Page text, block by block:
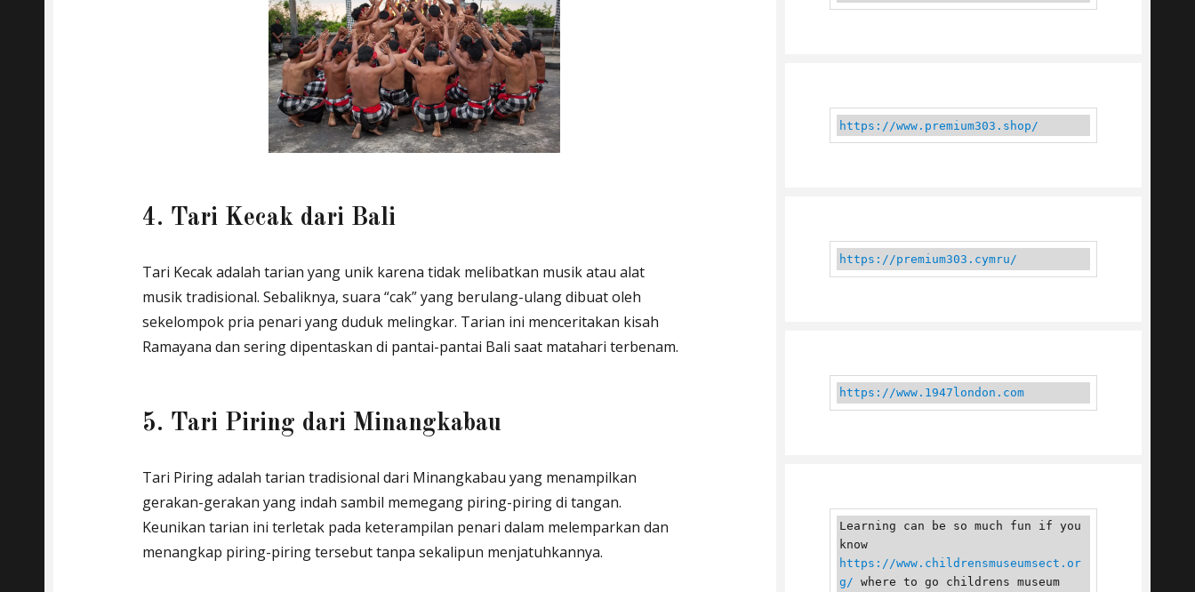
4. Tari Kecak dari Bali
Tari Kecak adalah tarian yang unik karena tidak melibatkan musik atau alat
musik tradisional. Sebaliknya, suara “cak” yang berulang-ulang dibuat oleh
sekelompok pria penari yang duduk melingkar. Tarian ini menceritakan kisah
Ramayana dan sering dipentaskan di pantai-pantai Bali saat matahari terbenam.
5. Tari Piring dari Minangkabau
Tari Piring adalah tarian tradisional dari Minangkabau yang menampilkan
gerakan-gerakan yang indah sambil memegang piring-piring di tangan.
Keunikan tarian ini terletak pada keterampilan penari dalam melemparkan dan
menangkap piring-piring tersebut tanpa sekalipun menjatuhkannya.
https://www.premium303.shop/
https://premium303.cymru/
https://www.1947london.com
Learning can be so much fun if you
know
https://www.childrensmuseumsect.or
g/ where to go childrens museum